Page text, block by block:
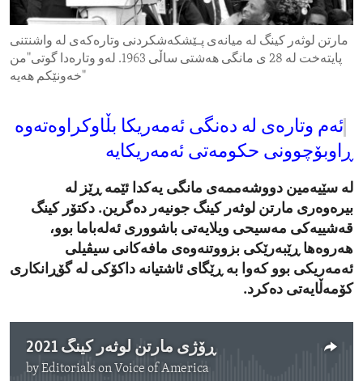
ENVIRONMENT AND HEALTH
IDEALS AND INSTITUTIONS
مارتن لوثەر کینگ لە میانەی پـێشکەشکردنی وتارەکەی لە واشنتنی
پایتەخت لە 28 ی مانگی هەشتی ساڵی 1963. لەو وتارەدا گوتی"من
خەونێکم هەیە"
ئەم وتارەی لە دەنگی ئەمەریکا بڵاوکراوەتەوە
ڕاوبۆچوونی حکومەتی ئەمەریکایە
لە سێیەمین دووشەممەی مانگی یەکدا ئێمە ڕێز لە
بیرەوەری مارتن لوثەر کینگ جونیەر دەگرین. دکتۆر کینگ
قەشيیەکی مەسیحی ویلایەتی باشووری ئەلەباما بوو،
هەروەها ڕێبەرێکی بزووتنەوەی مافەکانی سیڤیلی
ئەمەریکی بوو کەوا بە ڕێگای ئاشتیانە داکۆکی لە گۆڕانکاری
کۆمەڵایەتی دەکرد.
ڕۆژی مارتن لوثەر کینگ 2021
byEditorials on Voice of America